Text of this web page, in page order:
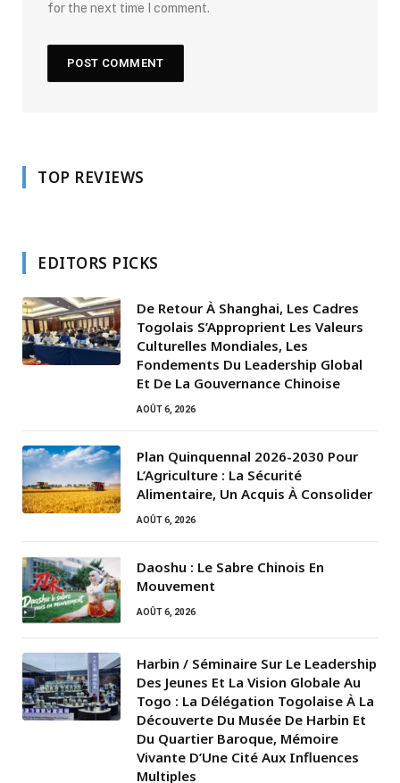
for the next time I comment.
TOP REVIEWS
EDITORS PICKS
De Retour À Shanghai, Les Cadres
Togolais S’Approprient Les Valeurs
Culturelles Mondiales, Les
Fondements Du Leadership Global
Et De La Gouvernance Chinoise
AOÛT 6, 2026
Plan Quinquennal 2026-2030 Pour
L’Agriculture : La Sécurité
Alimentaire, Un Acquis À Consolider
AOÛT 6, 2026
Daoshu : Le Sabre Chinois En
Mouvement
AOÛT 6, 2026
Harbin / Séminaire Sur Le Leadership
Des Jeunes Et La Vision Globale Au
Togo : La Délégation Togolaise À La
Découverte Du Musée De Harbin Et
Du Quartier Baroque, Mémoire
Vivante D’Une Cité Aux Influences
Multiples